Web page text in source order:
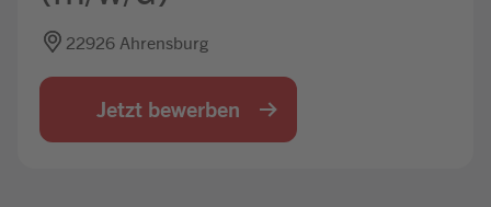
Jobbörse
22926 Ahrensburg
Jetzt bewerben